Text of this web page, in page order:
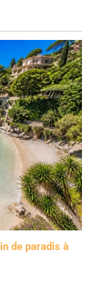
de paradis à